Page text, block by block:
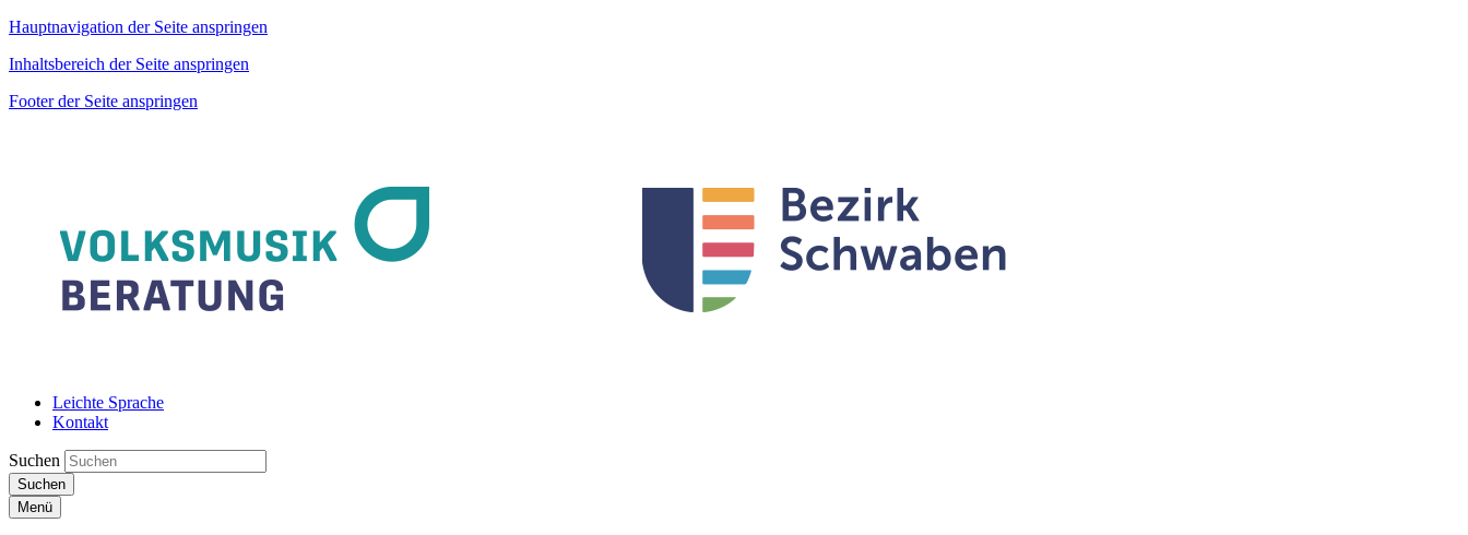
Hauptnavigation der Seite anspringen
Inhaltsbereich der Seite anspringen
Footer der Seite anspringen
Leichte Sprache
Kontakt
Suchen
Suchen
Menü